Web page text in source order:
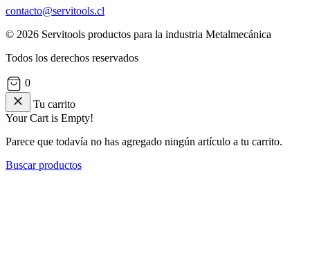
contacto@servitools.cl
© 2026 Servitools productos para la industria Metalmecánica
Todos los derechos reservados
0
Tu carrito
Your Cart is Empty!
Parece que todavía no has agregado ningún artículo a tu carrito.
Buscar productos